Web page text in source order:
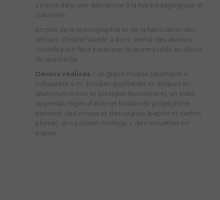
s’inscrit dans une démarche à la fois pédagogique et
culturelle.
En plus de la scénographie et de la fabrication des
décors, Christel Sadde a donc animé des ateliers
créatifs pour faire participer le jeune public au décor
du spectacle.
Décors réalisés : un grand mobile (diamètre 4
m/hauteur 4 m ; bouées gonflables et disques en
aluminium miroir et plexiglas fluorescent), un soleil
suspendu (tiges d’acier et boules de polystyrène
peintes), des coraux et des vagues (papier et carton
plume), un « poisson-horloge », des mouettes en
papier.